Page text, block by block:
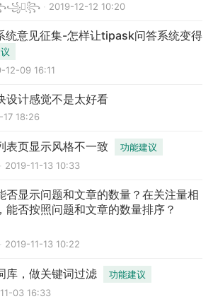
军̖꧂
2019-12-12 10:20
统意见征集-怎样让tipask问答系统变得
12-09 16:11
设计感觉不是太好看
17 18:26
表页显示风格不一致
功能建议
2019-11-13 10:33
否显示问题和文章的数量？在关注量相
能否按照问题和文章的数量排序？
2019-11-13 10:22
库，做关键词过滤
功能建议
03 16:33